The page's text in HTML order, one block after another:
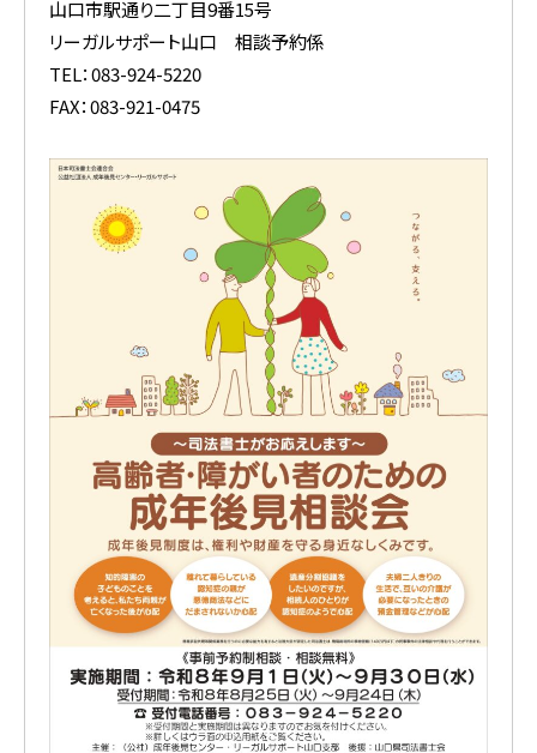
山口市駅通り二丁目9番15号
リーガルサポート山口 相談予約係
TEL：083-924-5220
FAX：083-921-0475